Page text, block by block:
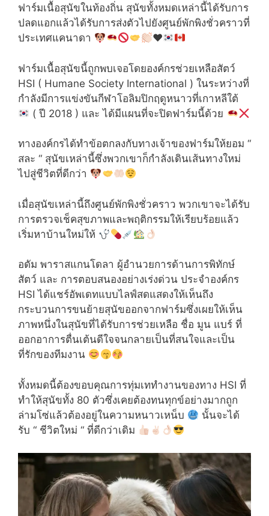
ฟาร์มเนื้อสุนัขในท้องถิ่น สุนัขทั้งหมดเหล่านี้ได้รับการ
ปลดแอกแล้วได้รับการส่งตัวไปยังศูนย์พักพิงชั่วคราวที่
ประเทศแคนาดา
♥️
ฟาร์มเนื้อสุนัขนี้ถูกพบเจอโดยองค์กรช่วยเหลือสัตว์
HSI ( Humane Society International ) ในระหว่างที่
กำลังมีการแข่งขันกีฬาโอลิมปิกฤดูหนาวที่เกาหลีใต้
( ปี 2018 ) และ ได้มีแผนที่จะปิดฟาร์มนี้ด้วย
ทางองค์กรได้ทำข้อตกลงกับทางเจ้าของฟาร์มให้ยอม “
สละ “ สุนัขเหล่านี้ซึ่งพวกเขาก็กำลังเดินเส้นทางใหม่
ไปสู่ชีวิตที่ดีกว่า
เมื่อสุนัขเหล่านี้ถึงศูนย์พักพิงชั่วคราว พวกเขาจะได้รับ
การตรวจเช็คสุขภาพและพฤติกรรมให้เรียบร้อยแล้ว
เริ่มหาบ้านใหม่ให้
อดัม พาราสแกนโดลา ผู้อำนวยการด้านการพิทักษ์
สัตว์ และ การตอบสนองอย่างเร่งด่วน ประจำองค์กร
HSI ได้แชร์อัพเดทแบบไลฟ์สดแสดงให้เห็นถึง
กระบวนการขนย้ายสุนัขออกจากฟาร์มซึ่งเผยให้เห็น
ภาพหนึ่งในสุนัขที่ได้รับการช่วยเหลือ ชื่อ มูน แบร์ ที่
ออกอาการตื่นเต้นดีใจจนกลายเป็นที่สนใจและเป็น
ที่รักของทีมงาน
ทั้งหมดนี้ต้องขอบคุณการทุ่มเททำงานของทาง HSI ที่
ทำให้สุนัขทั้ง 80 ตัวซึ่งเคยต้องทนทุกข์อย่างมากถูก
ล่ามโซ่แล้วต้องอยู่ในความหนาวเหน็บ
นั้นจะได้
รับ “ ชีวิตใหม่ “ ที่ดีกว่าเดิม